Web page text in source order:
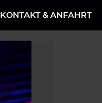
KONTAKT & ANFAHRT